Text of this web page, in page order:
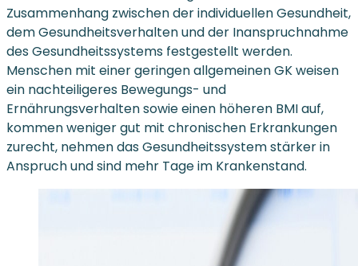
Zusammenhang zwischen der individuellen Gesundheit,
dem Gesundheitsverhalten und der Inanspruchnahme
des Gesundheitssystems festgestellt werden.
Menschen mit einer geringen allgemeinen GK weisen
ein nachteiligeres Bewegungs- und
Ernährungsverhalten sowie einen höheren BMI auf,
kommen weniger gut mit chronischen Erkrankungen
zurecht, nehmen das Gesundheitssystem stärker in
Anspruch und sind mehr Tage im Krankenstand.